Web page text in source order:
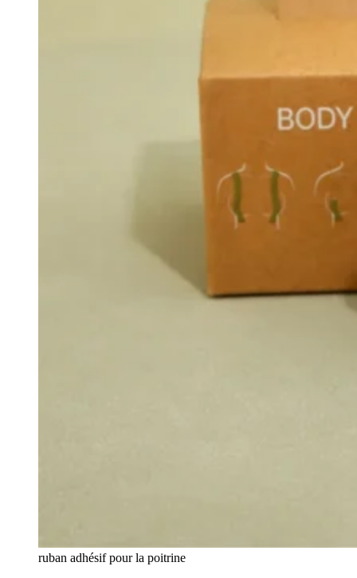
ruban adhésif pour la poitrine